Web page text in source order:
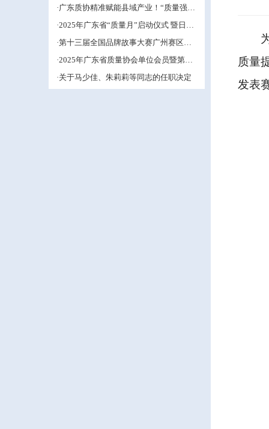
·广东质协精准赋能县域产业！“质量强县
·产业人才强链”专题培训于东源县成功举
办
·2025年广东省“质量月”启动仪式 暨日立
电梯品质开放日的活动通知
·第十三届全国品牌故事大赛广州赛区暨
第十届广东省品牌故事大赛圆满落幕
·2025年广东省质量协会单位会员暨第四
届省中小企业QC小组成果交流培训活动
圆满结束
·关于马少佳、朱莉莉等同志的任职决定
质量
发表